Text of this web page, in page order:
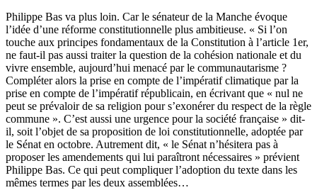
Philippe Bas va plus loin. Car le sénateur de la Manche évoque
l’idée d’une réforme constitutionnelle plus ambitieuse. « Si l’on
touche aux principes fondamentaux de la Constitution à l’article 1er,
ne faut-il pas aussi traiter la question de la cohésion nationale et du
vivre ensemble, aujourd’hui menacé par le communautarisme ?
Compléter alors la prise en compte de l’impératif climatique par la
prise en compte de l’impératif républicain, en écrivant que « nul ne
peut se prévaloir de sa religion pour s’exonérer du respect de la règle
commune ». C’est aussi une urgence pour la société française » dit-
il, soit l’objet de sa proposition de loi constitutionnelle, adoptée par
le Sénat en octobre. Autrement dit, « le Sénat n’hésitera pas à
proposer les amendements qui lui paraîtront nécessaires » prévient
Philippe Bas. Ce qui peut compliquer l’adoption du texte dans les
mêmes termes par les deux assemblées…